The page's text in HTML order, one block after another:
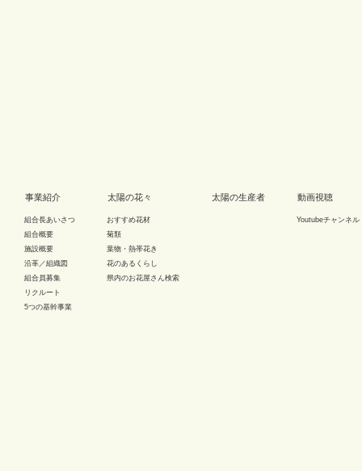
事業紹介
組合長あいさつ
組合概要
施設概要
沿革／組織図
組合員募集
リクルート
5つの基幹事業
太陽の花々
おすすめ花材
菊類
葉物・熱帯花き
花のあるくらし
県内のお花屋さん検索
太陽の生産者 動画視聴
Youtubeチャンネル